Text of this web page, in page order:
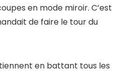
en mode miroir. C’est
de faire le tour du
en battant tous les